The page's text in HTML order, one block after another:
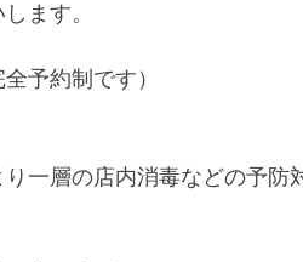
ます。
予約制です）
一層の店内消毒などの予防